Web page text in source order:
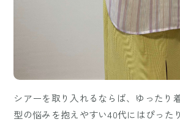
シアーを取り入れるならば、ゆったり
型の悩みを抱えやすい40代にはぴった